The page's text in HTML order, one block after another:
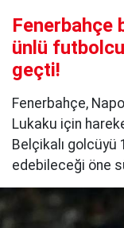
Fenerbahçe
ünlü
geçti!
Fenerbahçe,
Lukaku için
Belçikalı golcüyü
edebileceği öne